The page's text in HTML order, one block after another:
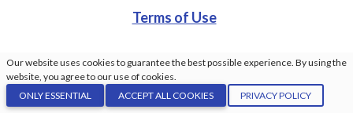
Terms of Use
© Center For American Studies. All rights reserved. Made
by:GrindDev
Our website uses cookies to guarantee the best possible experience. By using the
website, you agree to our use of cookies.
ONLY ESSENTIAL
ACCEPT ALL COOKIES PRIVACY POLICY